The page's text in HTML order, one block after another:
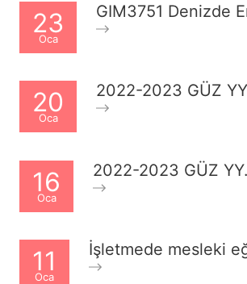
23
Oca
GIM3751 Denizde
20
Oca
2022-2023 GÜZ
16
Oca
2022-2023 GÜZ
11
Oca
İşletmede mesleki